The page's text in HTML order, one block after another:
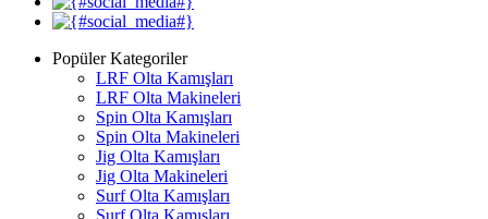
Popüler Kategoriler
LRF Olta Kamışları
LRF Olta Makineleri
Spin Olta Kamışları
Spin Olta Makineleri
Jig Olta Kamışları
Jig Olta Makineleri
Surf Olta Kamışları
Surf Olta Kamışları